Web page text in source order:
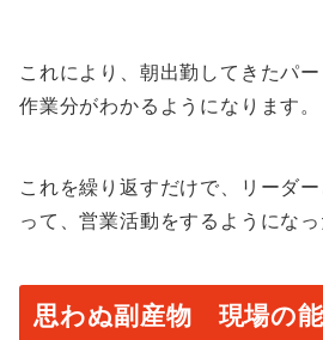
これにより、朝出勤してきたパ
作業分がわかるようになります。
これを繰り返すだけで、リーダ
って、営業活動をするようになっ
思わぬ副産物 現場の